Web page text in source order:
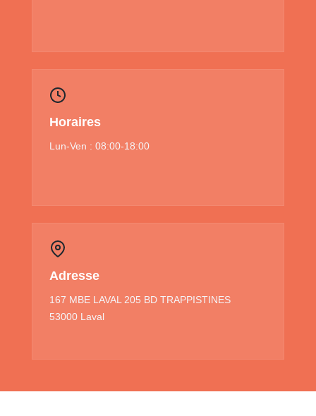
Horaires
Lun-Ven : 08:00-18:00
Adresse
167 MBE LAVAL 205 BD TRAPPISTINES
53000 Laval